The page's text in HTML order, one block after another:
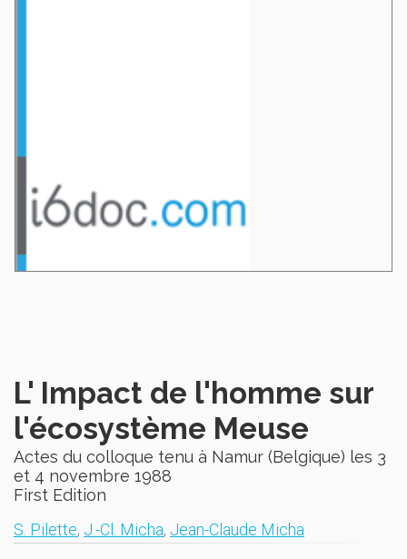
L' Impact de l'homme sur
l'écosystème Meuse
Actes du colloque tenu à Namur (Belgique) les 3
et 4 novembre 1988
First Edition
S. Pilette, J.-Cl. Micha, Jean-Claude Micha